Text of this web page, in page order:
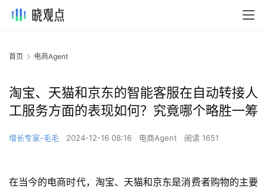
首页 电商Agent
淘宝、天猫和京东的智能客服在自动转接人
工服务方面的表现如何？究竟哪个略胜一筹
增长专家-毛毛 2024-12-16 08:16 电商Agent 阅读 1651
在当今的电商时代，淘宝、天猫和京东是消费者购物的主要